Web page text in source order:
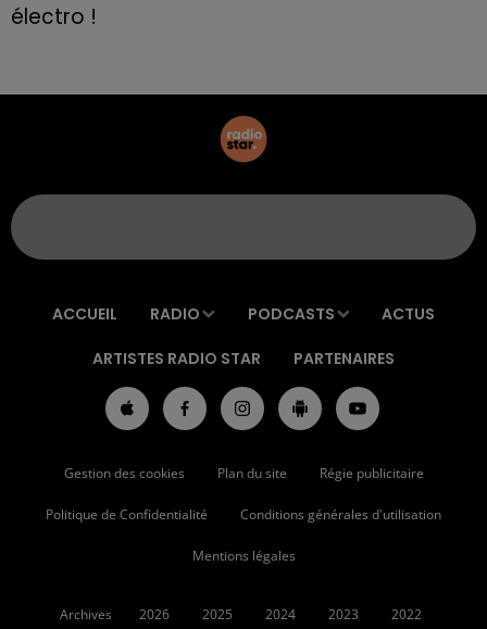
électro !
ACCUEIL RADIO PODCASTS ACTUS
ARTISTES RADIO STAR PARTENAIRES
Gestion des cookies Plan du site Régie publicitaire
Politique de Confidentialité Conditions générales d'utilisation
Mentions légales
Archives 2026 2025 2024 2023 2022